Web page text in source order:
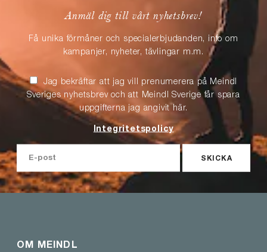
Anmäl dig till vårt nyhetsbrev!
Få unika förmåner och specialerbjudanden, info om
kampanjer, nyheter, tävlingar m.m.
Jag bekräftar att jag vill prenumerera på Meindl
Sveriges nyhetsbrev och att Meindl Sverige får spara
uppgifterna jag angivit här.
Integritetspolicy
SKICKA
OM MEINDL